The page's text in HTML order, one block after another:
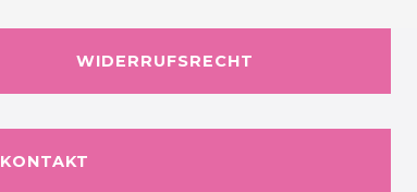
WIDERRUFSRECHT
KONTAKT